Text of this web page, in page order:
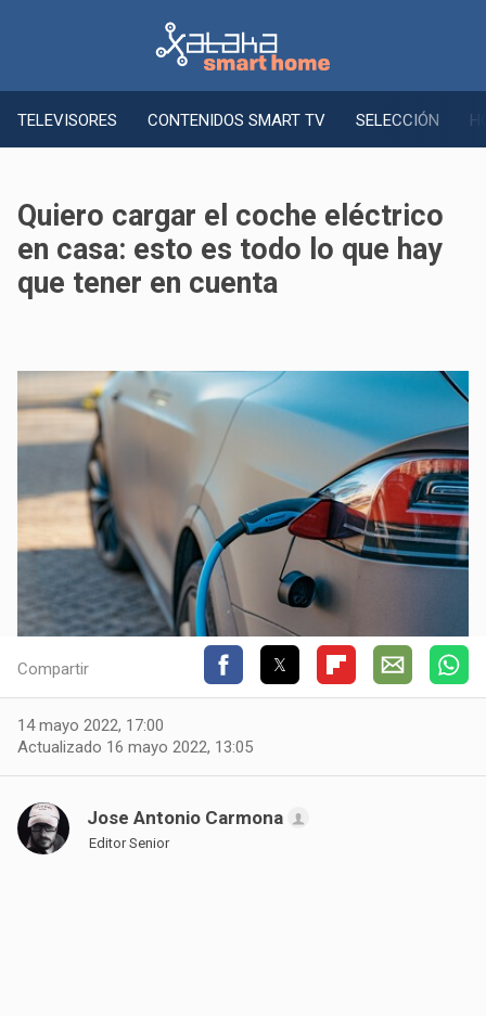
TELEVISORES CONTENIDOS SMART TV SELECCIÓN
Quiero cargar el coche eléctrico
en casa: esto es todo lo que hay
que tener en cuenta
Compartir
14 mayo 2022, 17:00
Actualizado 16 mayo 2022, 13:05
Jose Antonio Carmona
Editor Senior